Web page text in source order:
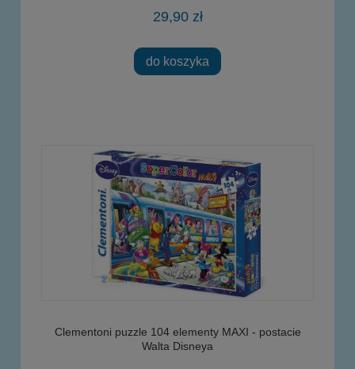
29,90 zł
do koszyka
Clementoni puzzle 104 elementy MAXI - postacie
Walta Disneya